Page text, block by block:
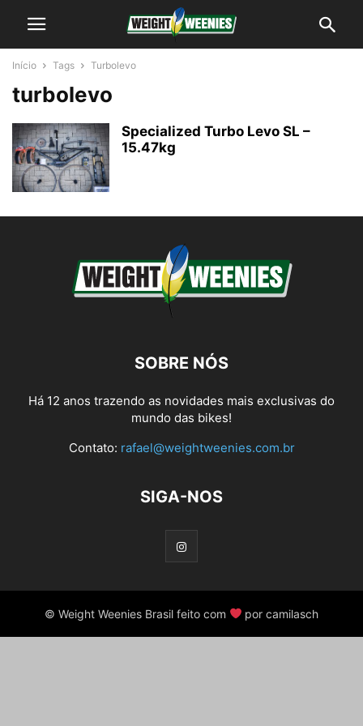
Início Tags Turbolevo
turbolevo
Specialized Turbo Levo SL –
15.47kg
SOBRE NÓS
Há 12 anos trazendo as novidades mais exclusivas do
mundo das bikes!
Contato: rafael@weightweenies.com.br
SIGA-NOS
© Weight Weenies Brasil feito com por camilasch